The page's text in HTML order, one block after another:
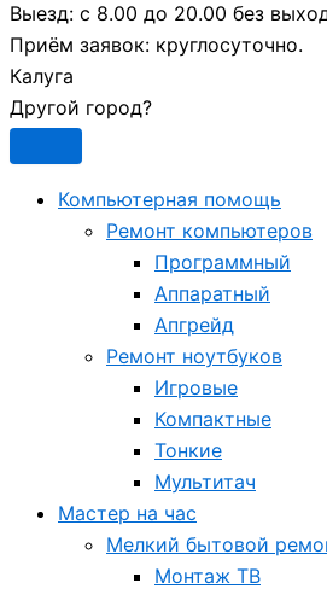
Выезд: с 8.00 до 20.00 без
Приём заявок: круглосуточно.
Калуга
Другой город?
Компьютерная помощь
Ремонт компьютеров
Программный
Аппаратный
Апгрейд
Ремонт ноутбуков
Игровые
Компактные
Тонкие
Мультитач
Мастер на час
Мелкий бытовой
Монтаж ТВ